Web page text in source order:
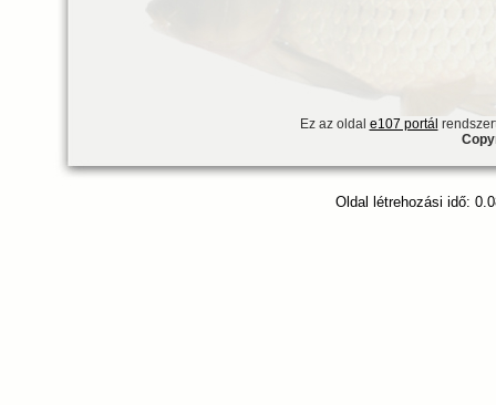
Ez az oldal e107 portál
Oldal létrehozási idő: